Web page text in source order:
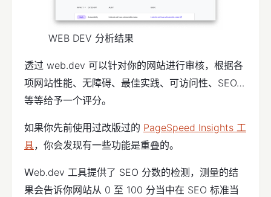
WEB DEV 分析结果
透过 web.dev 可以针对你的网站进行审核，根据各
项网站性能、无障碍、最佳实践、可访问性、SEO…
等等给予一个评分。
如果你先前使用过改版过的 PageSpeed Insights 工
具，你会发现有一些功能是重叠的。
Ｗeb.dev 工具提供了 SEO 分数的检测，测量的结
果会告诉你网站从 0 至 100 分当中在 SEO 标准当